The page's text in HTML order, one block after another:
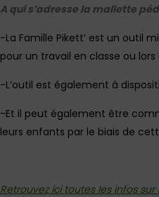
A qui s’adresse la mallette
-La Famille Pikett’ est un outil
pour un travail en classe ou lors
-L’outil est également à
-Et il peut également être
leurs enfants par le biais de
Retrouvez ici toutes les infos